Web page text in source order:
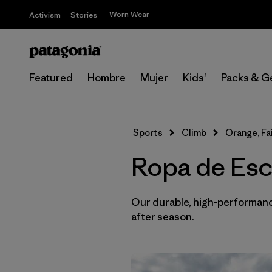
Activism Stories Worn Wear
Featured Hombre Mujer Kids' Packs &
Sports Climb Orange,
Ropa de
Our durable, high-
after season.